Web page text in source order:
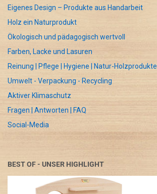
Eigenes Design – Produkte aus Handarbeit
Holz ein Naturprodukt
Ökologisch und pädagogisch wertvoll
Farben, Lacke und Lasuren
Reinung | Pflege | Hygiene | Natur-Holzprodukte
Umwelt - Verpackung - Recycling
Aktiver Klimaschutz
Fragen | Antworten | FAQ
Social-Media
BEST OF - UNSER HIGHLIGHT